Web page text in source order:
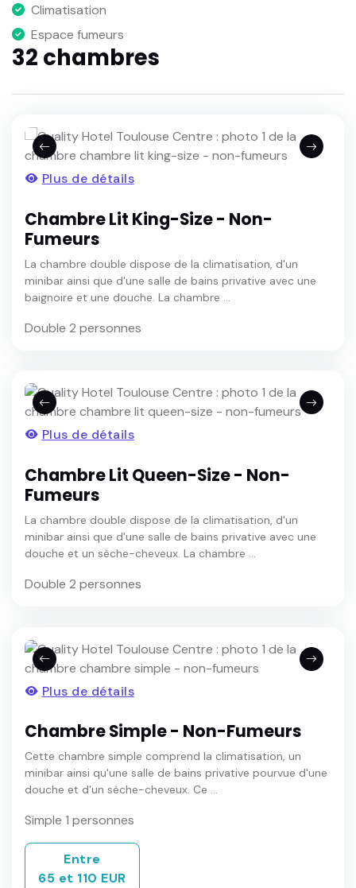
Climatisation
Espace fumeurs
32 chambres
Plus de détails
Chambre Lit King-Size - Non-
Fumeurs
La chambre double dispose de la climatisation, d'un
minibar ainsi que d'une salle de bains privative avec une
baignoire et une douche. La chambre ...
Double 2 personnes
Plus de détails
Chambre Lit Queen-Size - Non-
Fumeurs
La chambre double dispose de la climatisation, d'un
minibar ainsi que d'une salle de bains privative avec une
douche et un sèche-cheveux. La chambre ...
Double 2 personnes
Plus de détails
Chambre Simple - Non-Fumeurs
Cette chambre simple comprend la climatisation, un
minibar ainsi qu'une salle de bains privative pourvue d'une
douche et d'un sèche-cheveux. Ce ...
Simple 1 personnes
Entre
65 et 110 EUR